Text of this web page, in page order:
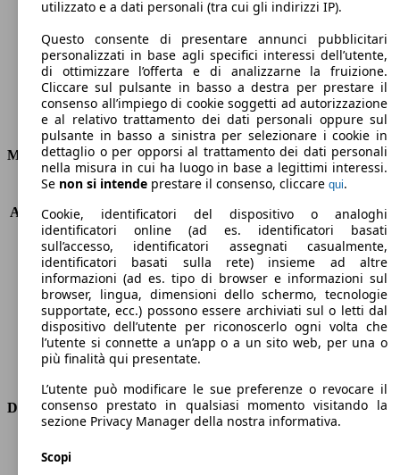
Velocità massima
Elettrica/Benzina
Carburante
Motore e Prestazioni
KW (PS)
92 kW (125 PS)
Accelerazione (0-100 km/h)
10.4s
Velocità massima (km/h)
198 km/h
Numero di marce
6
Coppia
170 nm
Cilindrata
999 ccm
Carburante
Elettrica/Benzina
Cilindri
Trasmissione
Manuale
Tipo di trazione
Dimensioni
utilizzato e a dati personali (tra cui gli indirizzi IP).
Questo consente di presentare annunci pubblicitari
personalizzati in base agli specifici interessi dell’utente,
di ottimizzare l’offerta e di analizzarne la fruizione.
Cliccare sul pulsante in basso a destra per prestare il
consenso all’impiego di cookie soggetti ad autorizzazione
e al relativo trattamento dei dati personali oppure sul
pulsante in basso a sinistra per selezionare i cookie in
dettaglio o per opporsi al trattamento dei dati personali
nella misura in cui ha luogo in base a legittimi interessi.
Se non si intende prestare il consenso, cliccare qui.
Cookie, identificatori del dispositivo o analoghi
identificatori online (ad es. identificatori basati
sull’accesso, identificatori assegnati casualmente,
identificatori basati sulla rete) insieme ad altre
informazioni (ad es. tipo di browser e informazioni sul
browser, lingua, dimensioni dello schermo, tecnologie
supportate, ecc.) possono essere archiviati sul o letti dal
dispositivo dell’utente per riconoscerlo ogni volta che
l’utente si connette a un’app o a un sito web, per una o
più finalità qui presentate.
L’utente può modificare le sue preferenze o revocare il
consenso prestato in qualsiasi momento visitando la
sezione Privacy Manager della nostra informativa.
Scopi